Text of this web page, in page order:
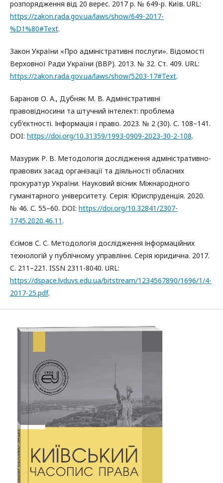
розпорядження від 20 верес. 2017 р. № 649-р. Київ. URL:
https://zakon.rada.gov.ua/laws/show/649-2017-
%D1%80#Text.
Закон України «Про адміністративні послуги». Відомості
Верховної Ради України (ВВР). 2013. № 32. Ст. 409. URL:
https://zakon.rada.gov.ua/laws/show/5203-17#Text.
Баранов О. А., Дубняк М. В. Адміністративні
правовідносини та штучний інтелект: проблема
суб’єктності. Інформація і право. 2023. № 2 (30). С. 108–141.
DOI: https://doi.org/10.31359/1993-0909-2023-30-2-108.
Мазурик Р. В. Методологія дослідження адміністративно-
правових засад організації та діяльності обласних
прокуратур України. Науковий вісник Міжнародного
гуманітарного університету. Серія: Юриспруденція. 2020.
№ 46. С. 55–60. DOI: https://doi.org/10.32841/2307-
1745.2020.46.11.
Єсімов С. С. Методологія дослідження інформаційних
технологій у публічному управлінні. Серія юридична. 2017.
С. 211–221. ISSN 2311-8040. URL:
https://dspace.lvduvs.edu.ua/bitstream/1234567890/1696/1/4-
2017-25.pdf.